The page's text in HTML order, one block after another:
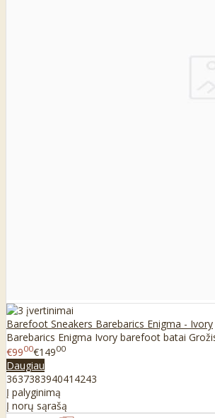
Barefoot Sneakers Barebarics Enigma - Ivory
Barebarics Enigma Ivory barefoot batai
€9900€14900
Daugiau
363738394041 4243
Į palyginimą
Į norų sąrašą